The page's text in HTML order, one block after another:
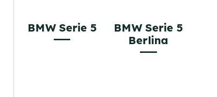
BMW Serie 5
BMW Serie 5
Berlina